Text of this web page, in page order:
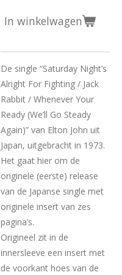
In winkelwagen
De single “Saturday Night’s
Alright For Fighting / Jack
Rabbit / Whenever Your
Ready (We’ll Go Steady
Again)” van Elton John uit
Japan, uitgebracht in 1973.
Het gaat hier om de
originele (eerste) release
van de Japanse single met
originele insert van zes
pagina’s.
Origineel zit in de
innersleeve een insert met
de voorkant hoes van de